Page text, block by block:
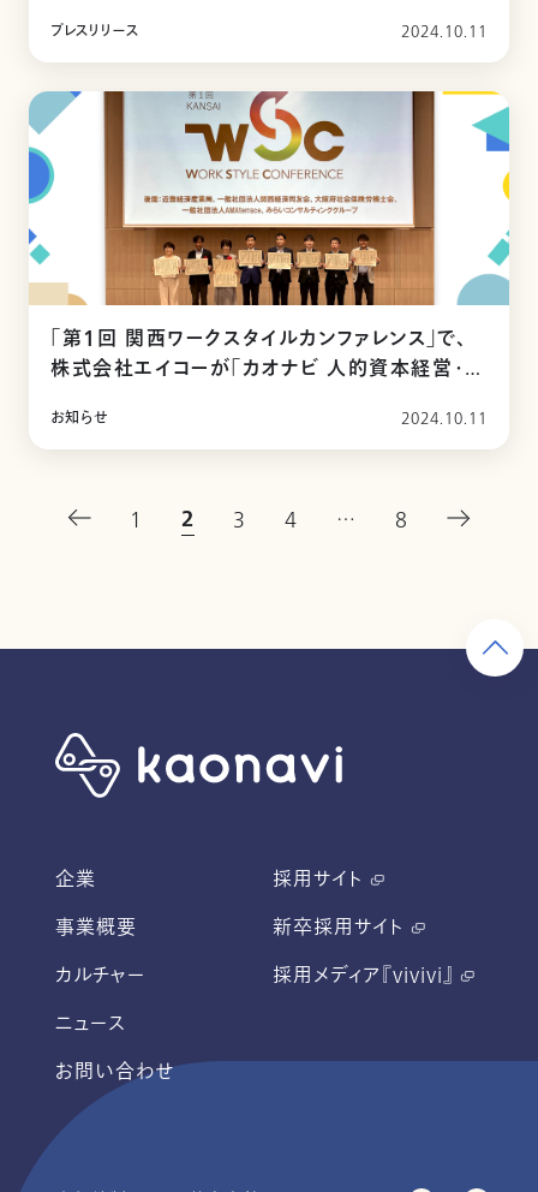
プレスリリース 2024.10.11
「第1回 関西ワークスタイルカンファレンス」で、
株式会社エイコーが「カオナビ 人的資本経営・従
お知らせ 2024.10.11
1 2 3 4 … 8
企業
事業概要
カルチャー
ニュース
お問い合わせ
採用サイト
新卒採用サイト
採用メディア『vivivi』